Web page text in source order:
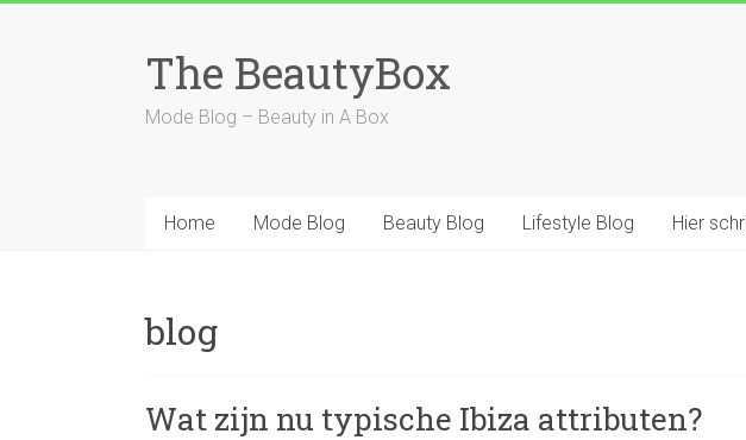
The BeautyBox
Mode Blog – Beauty in A Box
Home Mode Blog Beauty Blog Lifestyle Blog Hier
blog
Wat zijn nu typische Ibiza attributen?